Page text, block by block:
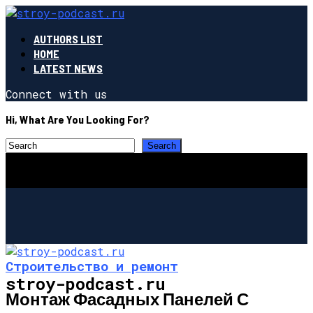
AUTHORS LIST
HOME
LATEST NEWS
Connect with us
Hi, What Are You Looking For?
stroy-podcast.ru
Строительство и ремонт
Монтаж Фасадных Панелей С